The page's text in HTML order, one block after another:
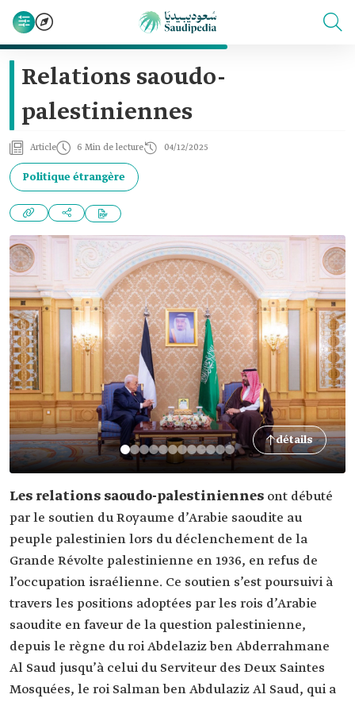
Relations saoudo-
palestiniennes
Article 6 Min de lecture 04/12/2025
Politique étrangère
détails
Les relations saoudo-palestiniennes ont débuté
par le soutien du Royaume d’Arabie saoudite au
peuple palestinien lors du déclenchement de la
Grande Révolte palestinienne en 1936, en refus de
l’occupation israélienne. Ce soutien s’est poursuivi à
travers les positions adoptées par les rois d’Arabie
saoudite en faveur de la question palestinienne,
depuis le règne du roi Abdelaziz ben Abderrahmane
Al Saud jusqu’à celui du Serviteur des Deux Saintes
Mosquées, le roi Salman ben Abdulaziz Al Saud, qui a